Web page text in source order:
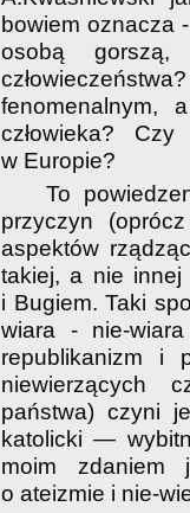
bowiem oznacza
osobą gorszą,
fenomenalnym,
człowieka?
w Europie?
To
przyczyn
aspektów
takiej, a nie innej
i Bugiem. Taki
wiara - nie-wiara
republikanizm i
niewierzących
państwa) czyni
katolicki —
moim zdaniem
o ateizmie i nie-